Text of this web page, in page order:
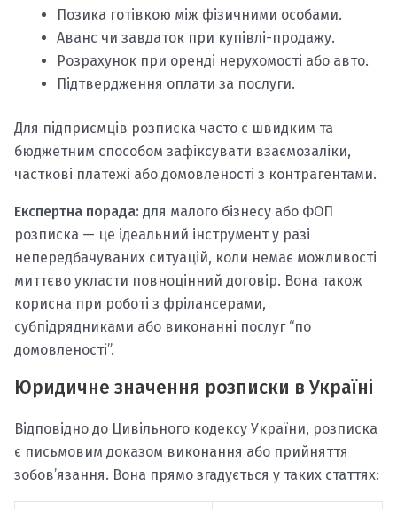
Позика готівкою між фізичними особами.
Аванс чи завдаток при купівлі-продажу.
Розрахунок при оренді нерухомості або авто.
Підтвердження оплати за послуги.
Для підприємців розписка часто є швидким та
бюджетним способом зафіксувати взаємозаліки,
часткові платежі або домовленості з контрагентами.
Експертна порада: для малого бізнесу або ФОП
розписка — це ідеальний інструмент у разі
непередбачуваних ситуацій, коли немає можливості
миттєво укласти повноцінний договір. Вона також
корисна при роботі з фрілансерами,
субпідрядниками або виконанні послуг “по
домовленості”.
Юридичне значення розписки в Україні
Відповідно до Цивільного кодексу України, розписка
є письмовим доказом виконання або прийняття
зобов’язання. Вона прямо згадується у таких статтях: